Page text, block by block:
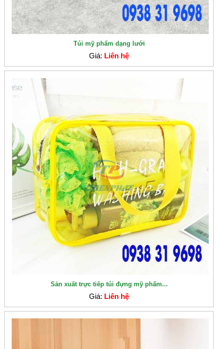
Túi mỹ phẩm dạng lưới
Giá: Liên hệ
Sản xuất trực tiếp túi đựng mỹ phẩm...
Giá: Liên hệ